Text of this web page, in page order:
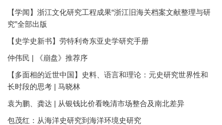
【学闻】浙江文化研究工程成果“浙江旧海关档案文献整理与研
究”全部出版
【史学史新书】劳特利奇东亚史学研究手册
仲伟民 | 《崩盘》推荐序
【多面相的近世中国】史料、语言和理论：元史研究世界性和
长时段的思考 | 马晓林
袁为鹏、龚达 | 从银钱比价看晚清市场整合及南北差异
包茂红：从海洋史研究到海洋环境史研究